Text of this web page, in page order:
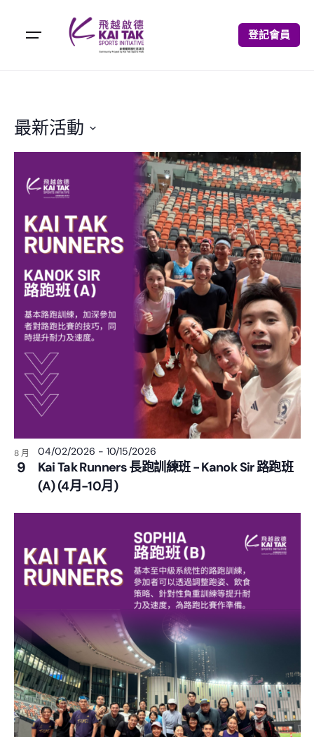
登記會員
最新活動
8 月
9
04/02/2026 - 10/15/2026
Kai Tak Runners 長跑訓練班 - Kanok Sir 路跑班
(A) (4月-10月)